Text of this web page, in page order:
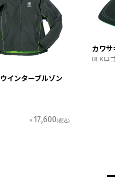
インターブルゾン
￥ 17,600(税込)
カワ
BLKロ